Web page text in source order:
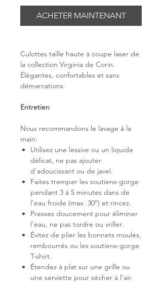
ACHETER MAINTENANT
Culottes taille haute à coupe laser de
la collection Virginia de Corin.
Élégantes, confortables et sans
démarcations.
Entretien
Nous recommandons le lavage à la
main:
Utilisez une lessive ou un liquide
délicat, ne pas ajouter
d'adoucissant ou de javel.
Faites tremper les soutiens-gorge
pendant 3 à 5 minutes dans de
l'eau froide (max. 30°) et rincez.
Pressez doucement pour éliminer
l'eau, ne pas tordre ou vriller.
Évitez de plier les bonnets moulés,
rembourrés ou les soutiens-gorge
T-shirt.
Étendez à plat sur une grille ou
une serviette pour sécher à l'air.